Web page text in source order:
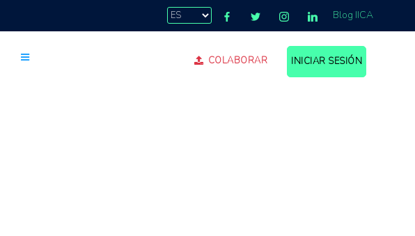
Blog IICA
COLABORAR INICIAR SESIÓN